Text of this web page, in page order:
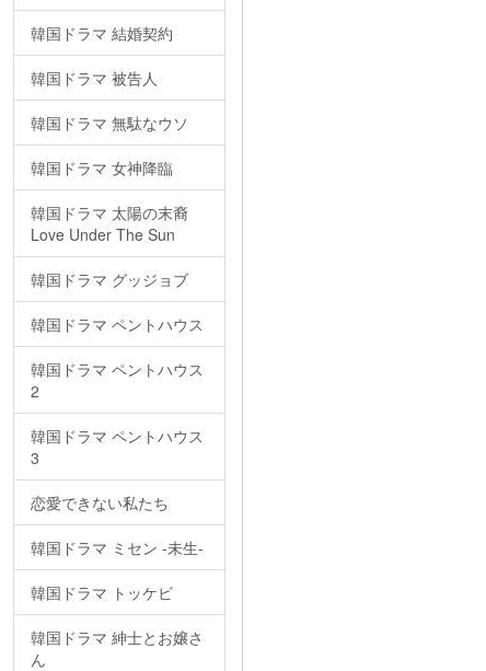
韓国ドラマ 結婚契約
韓国ドラマ 被告人
韓国ドラマ 無駄なウソ
韓国ドラマ 女神降臨
韓国ドラマ 太陽の末裔
Love Under The Sun
韓国ドラマ グッジョブ
韓国ドラマ ペントハウス
韓国ドラマ ペントハウス
2
韓国ドラマ ペントハウス
3
恋愛できない私たち
韓国ドラマ ミセン -未生-
韓国ドラマ トッケビ
韓国ドラマ 紳士とお嬢さ
ん